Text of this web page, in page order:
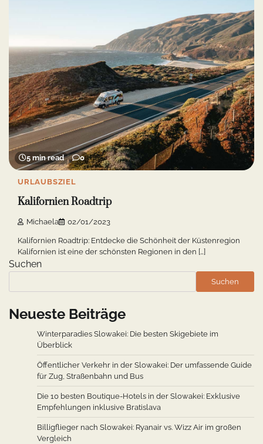
5 min read 0
URLAUBSZIEL
Kalifornien Roadtrip
Michaela 02/01/2023
Kalifornien Roadtrip: Entdecke die Schönheit der Küstenregion
Kalifornien ist eine der schönsten Regionen in den […]
Suchen
Suchen
Neueste Beiträge
Winterparadies Slowakei: Die besten Skigebiete im
Überblick
Öffentlicher Verkehr in der Slowakei: Der umfassende Guide
für Zug, Straßenbahn und Bus
Die 10 besten Boutique-Hotels in der Slowakei: Exklusive
Empfehlungen inklusive Bratislava
Billigflieger nach Slowakei: Ryanair vs. Wizz Air im großen
Vergleich